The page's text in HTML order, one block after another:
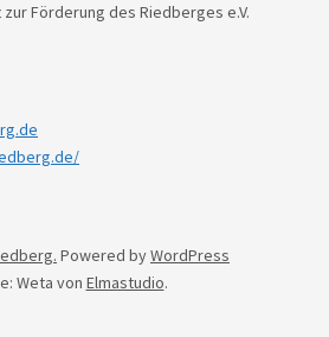
Förderung des Riedberges e.V.
Powered byWordPress
Weta von Elmastudio.